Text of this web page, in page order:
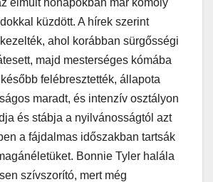
küzdött. A hírek szerint
ahol korábban sürgősségi
majd mesterséges kómába
felébresztették, állapota
maradt, és intenzív osztályon
és stábja a nyilvánosságtól azt
a fájdalmas időszakban tartsák
Bonnie Tyler halála
szívszorító, mert még